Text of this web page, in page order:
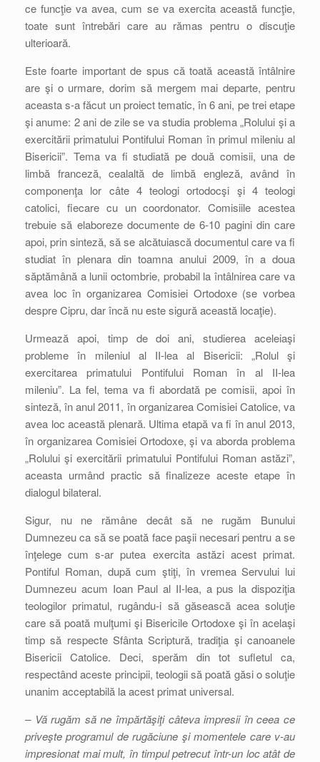
ce funcţie va avea, cum se va exercita această funcţie,
toate sunt întrebări care au rămas pentru o discuţie
ulterioară.
Este foarte important de spus că toată această întâlnire
are şi o urmare, dorim să mergem mai departe, pentru
aceasta s-a făcut un proiect tematic, în 6 ani, pe trei etape
şi anume: 2 ani de zile se va studia problema „Rolului şi a
exercitării primatului Pontifului Roman în primul mileniu al
Bisericii”. Tema va fi studiată pe două comisii, una de
limbă franceză, cealaltă de limbă engleză, având în
componenţa lor câte 4 teologi ortodocşi şi 4 teologi
catolici, fiecare cu un coordonator. Comisiile acestea
trebuie să elaboreze documente de 6-10 pagini din care
apoi, prin sinteză, să se alcătuiască documentul care va fi
studiat în plenara din toamna anului 2009, în a doua
săptămână a lunii octombrie, probabil la întâlnirea care va
avea loc în organizarea Comisiei Ortodoxe (se vorbea
despre Cipru, dar încă nu este sigură această locaţie).
Urmează apoi, timp de doi ani, studierea aceleiaşi
probleme în mileniul al II-lea al Bisericii: „Rolul şi
exercitarea primatului Pontifului Roman în al II-lea
mileniu”. La fel, tema va fi abordată pe comisii, apoi în
sinteză, în anul 2011, în organizarea Comisiei Catolice, va
avea loc această plenară. Ultima etapă va fi în anul 2013,
în organizarea Comisiei Ortodoxe, şi va aborda problema
„Rolului şi exercitării primatului Pontifului Roman astăzi”,
aceasta urmând practic să finalizeze aceste etape în
dialogul bilateral.
Sigur, nu ne rămâne decât să ne rugăm Bunului
Dumnezeu ca să se poată face paşii necesari pentru a se
înţelege cum s-ar putea exercita astăzi acest primat.
Pontiful Roman, după cum ştiţi, în vremea Servului lui
Dumnezeu acum Ioan Paul al II-lea, a pus la dispoziţia
teologilor primatul, rugându-i să găsească acea soluţie
care să poată mulţumi şi Bisericile Ortodoxe şi în acelaşi
timp să respecte Sfânta Scriptură, tradiţia şi canoanele
Bisericii Catolice. Deci, sperăm din tot sufletul ca,
respectând aceste principii, teologii să poată găsi o soluţie
unanim acceptabilă la acest primat universal.
– Vă rugăm să ne împărtăşiţi câteva impresii în ceea ce
priveşte programul de rugăciune şi momentele care v-au
impresionat mai mult, în timpul petrecut într-un loc atât de